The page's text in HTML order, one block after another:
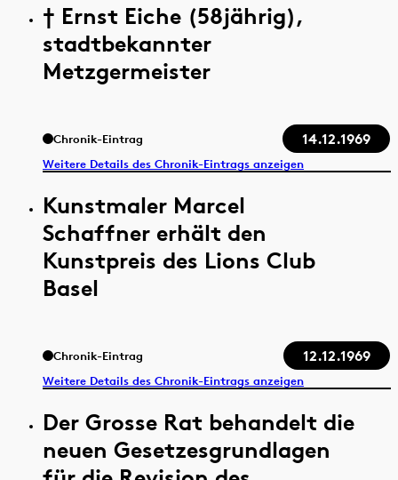
† Ernst Eiche (58jährig),
stadtbekannter
Metzgermeister
Chronik-Eintrag 14.12.1969
Weitere Details des Chronik-Eintrags anzeigen
Kunstmaler Marcel
Schaffner erhält den
Kunstpreis des Lions Club
Basel
Chronik-Eintrag 12.12.1969
Weitere Details des Chronik-Eintrags anzeigen
Der Grosse Rat behandelt die
neuen Gesetzesgrundlagen